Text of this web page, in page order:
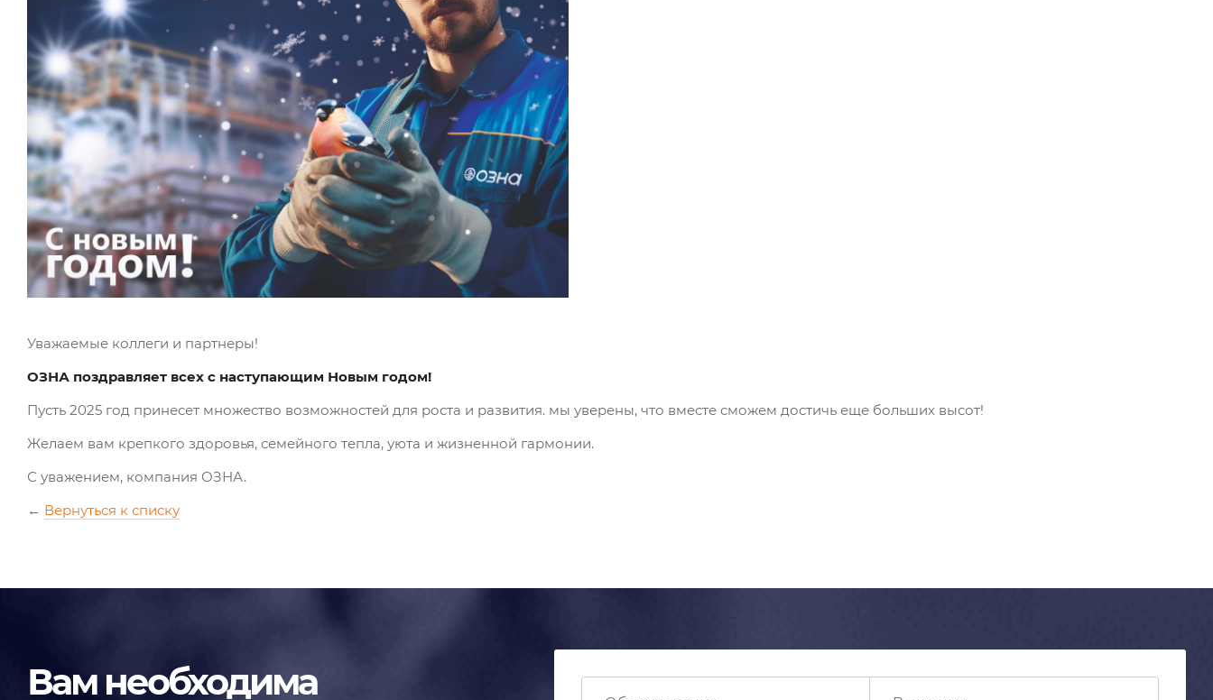
Уважаемые коллеги и партнеры!
ОЗНА поздравляет всех с наступающим Новым годом!
Пусть 2025 год принесет множество возможностей для роста и развития. мы уверены, что вместе сможем достичь еще больших высот!
Желаем вам крепкого здоровья, семейного тепла, уюта и жизненной гармонии.
С уважением, компания ОЗНА.
← Вернуться к списку
Вам необходима